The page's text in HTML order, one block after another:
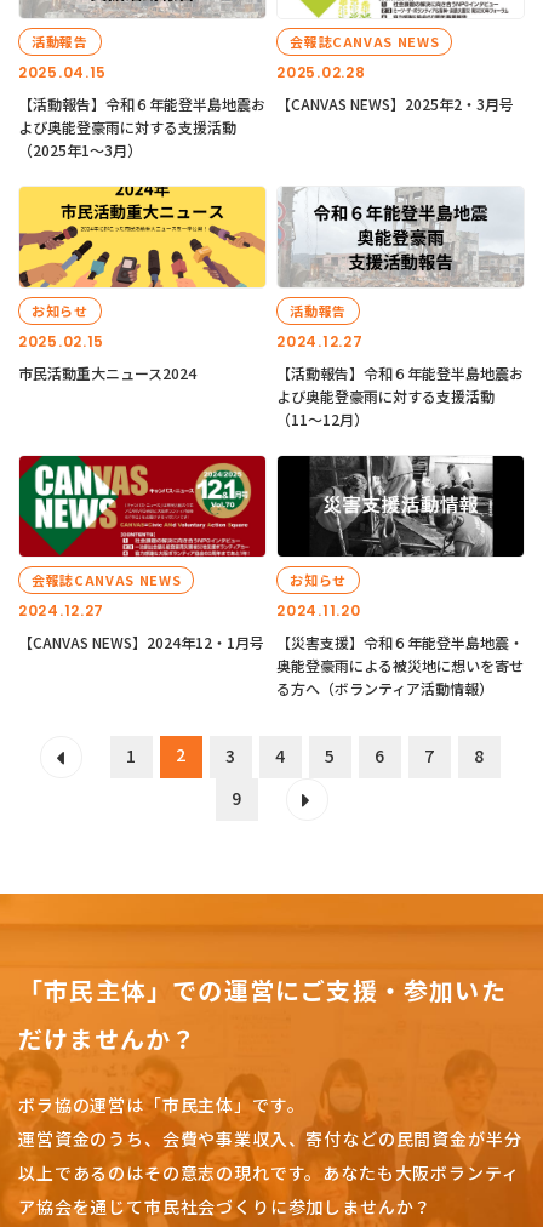
2025.04.15
活動報告
【活動報告】令和６年能登半島地震お
よび奥能登豪雨に対する支援活動
（2025年1〜3月）
2025.02.28
会報誌CANVAS NEWS
【CANVAS NEWS】2025年2・3月号
2025.02.15
お知らせ
市民活動重大ニュース2024
2024.12.27
活動報告
【活動報告】令和６年能登半島地震お
よび奥能登豪雨に対する支援活動
（11〜12月）
2024.12.27
会報誌CANVAS NEWS
【CANVAS NEWS】2024年12・1月号
2024.11.20
お知らせ
【災害支援】令和６年能登半島地震・
奥能登豪雨による被災地に想いを寄せ
る方へ（ボランティア活動情報）
1 2 3 4 5 6 7
8
9
「市民主体」での運営にご支援・参加いた
だけませんか？
ボラ協の運営は「市民主体」です。
運営資金のうち、会費や事業収入、寄付などの民間資金が半分
以上であるのはその意志の現れです。 あなたも大阪ボランティ
ア協会を通じて市民社会づくりに参加しませんか？